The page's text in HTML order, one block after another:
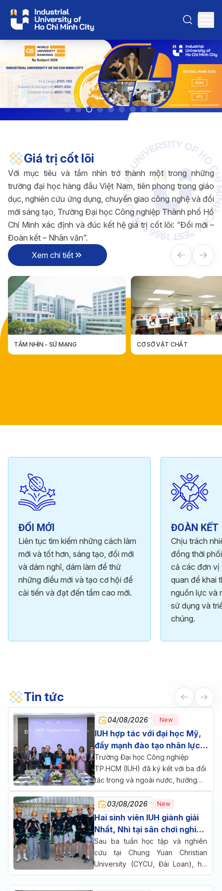
Giá trị cốt lõi
Với mục tiêu và tầm nhìn trở thành một trong những
trường đại học hàng đầu Việt Nam, tiên phong trong giáo
dục, nghiên cứu ứng dụng, chuyển giao công nghệ và đổi
mới sáng tạo, Trường Đại học Công nghiệp Thành phố Hồ
Chí Minh xác định và đúc kết hệ giá trị cốt lõi: “Đổi mới –
Đoàn kết – Nhân văn”.
Xem chi tiết
CƠ SỞ VẬT CHẤT CÁC ĐƠN VỊ TRỰC THUỘC
ĐỔI MỚI
Liên tục tìm kiếm những cách làm
mới và tốt hơn, sáng tạo, đổi mới
và dám nghĩ, dám làm để thử
những điều mới và tạo cơ hội để
cải tiến và đạt đến tầm cao mới.
ĐOÀN KẾT
Chịu trách
đồng thời
cả các đơn vị
quan để khai
nguồn lực và
sử dụng và
chúng.
Tin tức
04/08/2026 New
IUH hợp tác với đại học Mỹ,
đẩy mạnh đào tạo nhân lực
chăm sóc sức khỏe
Trường Đại học Công nghiệp
TP.HCM (IUH) đã ký kết với ba đối
tác trong và ngoài nước, hướng
đến một mục tiêu chung: đưa đào
tạo, nghiên cứu và doanh nghiệp
cùng ngồi lại giải bài toán nhân lực
cho ngành chăm sóc sức khỏe.
03/08/2026 New
Hai sinh viên IUH giành giải
Nhất, Nhì tại sân chơi nghiên
cứu quốc tế ở Đài Loan
Sau ba tuần học tập và nghiên
cứu tại Chung Yuan Christian
University (CYCU, Đài Loan), hai
sinh viên Trường Đại học Công
nghiệp TP.HCM (IUH) đã cùng